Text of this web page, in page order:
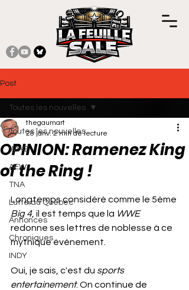
Post
Toutes les nouvelles
WWE
AEW
TNA
Lutte au Québec
Annonces
Chroniques
INDY
Toutes les nouvelles
OPINION: Ramenez King
of the Ring !
thegaumart
28 janv. 2 min de lecture
Longtemps considéré comme le 5ème
Big 4, il est temps que la WWE
redonne ses lettres de noblesse à ce
mythique événement.
Oui, je sais, c'est du sports
entertainement. On continue de